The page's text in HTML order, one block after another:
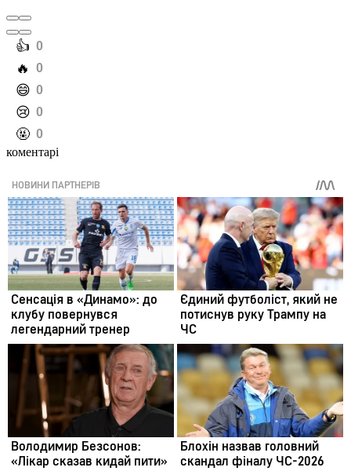
️👍 0
️🔥 0
️😄 0
️😢 0
️🤬 0
коментарі